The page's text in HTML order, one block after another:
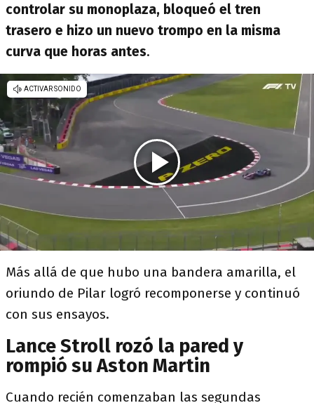
controlar su monoplaza, bloqueó el tren
trasero e hizo un nuevo trompo en la misma
curva que horas antes.
Más allá de que hubo una bandera amarilla, el
oriundo de Pilar logró recomponerse y continuó
con sus ensayos.
Lance Stroll rozó la pared y
rompió su Aston Martin
Cuando recién comenzaban las segundas